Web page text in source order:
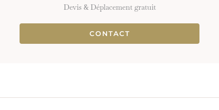
Devis & Déplacement gratuit
CONTACT